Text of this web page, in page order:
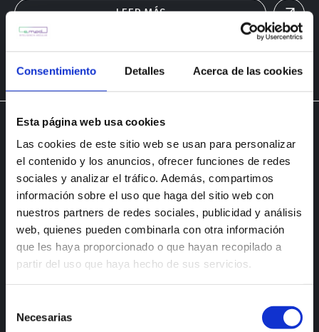
Consentimiento Detalles Acerca de las cookies
Esta página web usa cookies
Las cookies de este sitio web se usan para personalizar
el contenido y los anuncios, ofrecer funciones de redes
sociales y analizar el tráfico. Además, compartimos
información sobre el uso que haga del sitio web con
nuestros partners de redes sociales, publicidad y análisis
web, quienes pueden combinarla con otra información
que les haya proporcionado o que hayan recopilado a
partir del uso que haya hecho de sus servicios.
Necesarias
LEER MÁS
Conoce todas
nuestras líneas
LÍNEA ACCIÓN
LÍNEA URBAN